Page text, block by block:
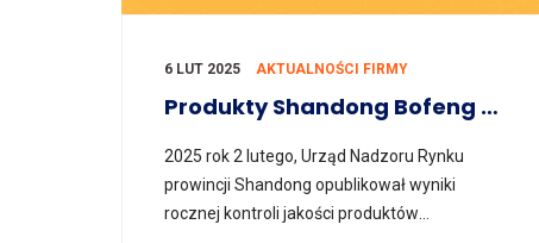
6 LUT 2025 AKTUALNOŚCI FIRMY
Produkty Shandong Bofeng Pozytywnie Przeszły Wojewódzki Nadzór Kontroli Jakości Urządzeń Przeciwwybuchowych 2024
2025 rok 2 lutego, Urząd Nadzoru Rynku
prowincji Shandong opublikował wyniki
rocznej kontroli jakości produktów